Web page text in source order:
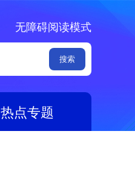
无障碍阅读模式
热点专题